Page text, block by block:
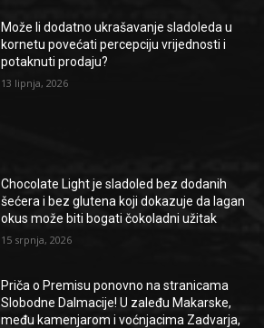
Može li dodatno ukrašavanje sladoleda u
kornetu povećati percepciju vrijednosti i
potaknuti prodaju?
13 lipnja, 2026
Chocolate Light je sladoled bez dodanih
šećera i bez glutena koji dokazuje da lagan
okus može biti bogati čokoladni užitak
15 srpnja, 2026
Priča o Premisu ponovno na stranicama
Slobodne Dalmacije! U zaleđu Makarske,
među kamenjarom i voćnjacima Zadvarja,